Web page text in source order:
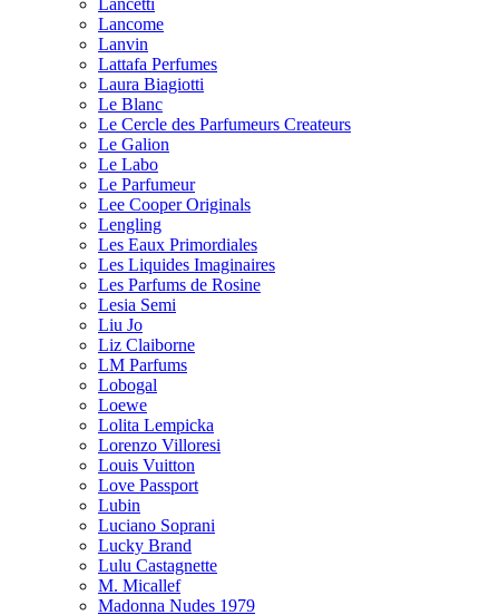
Lancetti
Lancome
Lanvin
Lattafa Perfumes
Laura Biagiotti
Le Blanc
Le Cercle des Parfumeurs Createurs
Le Galion
Le Labo
Le Parfumeur
Lee Cooper Originals
Lengling
Les Eaux Primordiales
Les Liquides Imaginaires
Les Parfums de Rosine
Lesia Semi
Liu Jo
Liz Claiborne
LM Parfums
Lobogal
Loewe
Lolita Lempicka
Lorenzo Villoresi
Louis Vuitton
Love Passport
Lubin
Luciano Soprani
Lucky Brand
Lulu Castagnette
M. Micallef
Madonna Nudes 1979